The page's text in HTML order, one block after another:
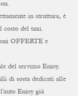
in struttura, è
costo del taxi.
OFFERTE e
del servizio Enjoy.
di sosta dedicati alle
Enjoy già